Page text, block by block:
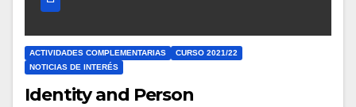
ACTIVIDADES COMPLEMENTARIAS
CURSO 2021/22
NOTICIAS DE INTERÉS
Identity and Person